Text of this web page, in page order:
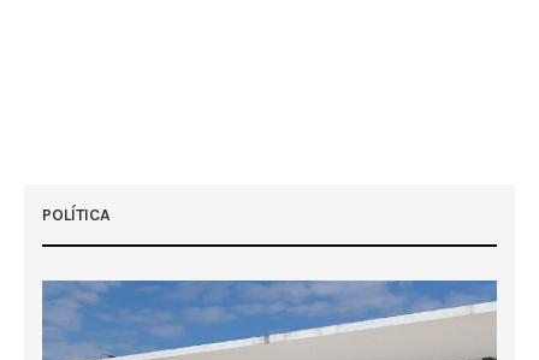
POLÍTICA